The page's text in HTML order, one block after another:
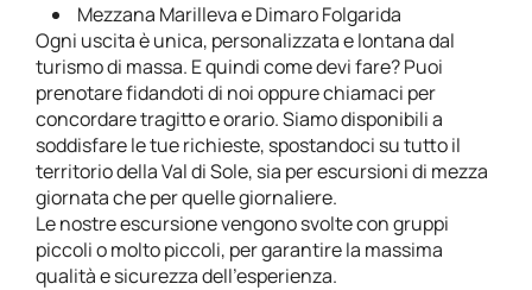
Mezzana Marilleva e Dimaro Folgarida
Ogni uscita è unica, personalizzata e lontana dal
turismo di massa. E quindi come devi fare? Puoi
prenotare fidandoti di noi oppure chiamaci per
concordare tragitto e orario. Siamo disponibili a
soddisfare le tue richieste, spostandoci su tutto il
territorio della Val di Sole, sia per escursioni di mezza
giornata che per quelle giornaliere.
Le nostre escursione vengono svolte con gruppi
piccoli o molto piccoli, per garantire la massima
qualità e sicurezza dell’esperienza.